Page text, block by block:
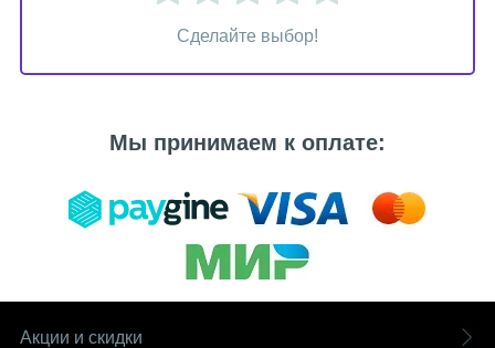
Сделайте выбор!
Мы принимаем к оплате:
Акции и скидки